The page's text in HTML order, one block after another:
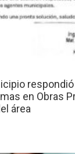
en Obras
área